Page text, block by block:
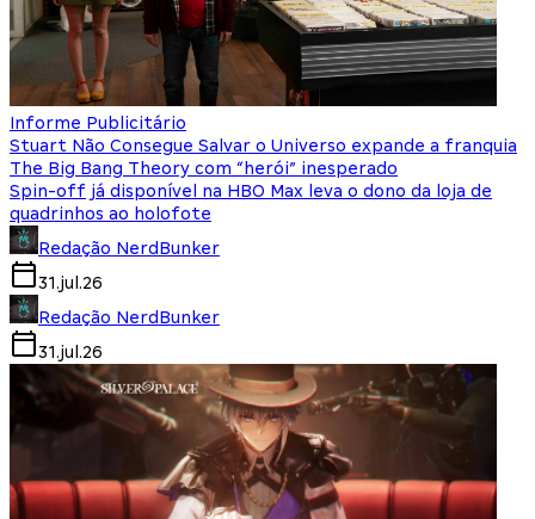
Informe Publicitário
Stuart Não Consegue Salvar o Universo expande a franquia
The Big Bang Theory com “herói” inesperado
Spin-off já disponível na HBO Max leva o dono da loja de
quadrinhos ao holofote
Redação NerdBunker
31.jul.26
Redação NerdBunker
31.jul.26